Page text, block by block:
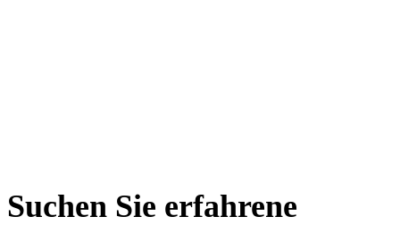
Suchen Sie erfahrene